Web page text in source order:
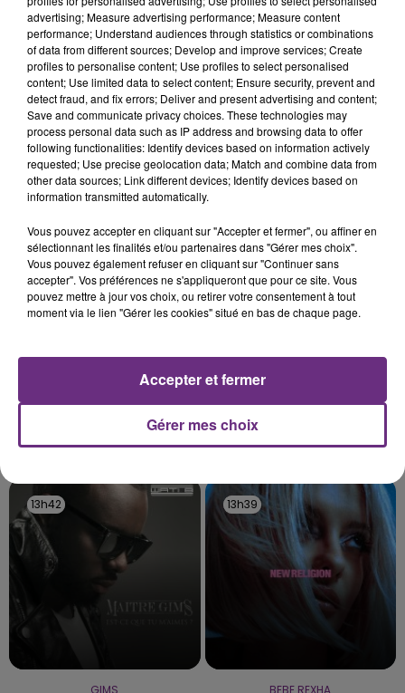
LE MAGASIN JOUÉCLUB DE REIMS FERME
SES PORTES
C'était l'une des institutions du centre-ville
rémois. Le magasin JouéClub est contraint de
fermer ses portes.
TITRES DIFFUSÉS
13h49
13h49
Ta Mariniere
13h46
13h46
ARIANA GRANDE
Hate That I Made You Love
13h42
13h42
GIMS
13h39
13h39
BEBE REXHA
advertising; Measure advertising performance; Measure content
performance; Understand audiences through statistics or combinations
of data from different sources; Develop and improve services; Create
profiles to personalise content; Use profiles to select personalised
content; Use limited data to select content; Ensure security, prevent and
detect fraud, and fix errors; Deliver and present advertising and content;
Save and communicate privacy choices. These technologies may
process personal data such as IP address and browsing data to offer
following functionalities: Identify devices based on information actively
requested; Use precise geolocation data; Match and combine data from
other data sources; Link different devices; Identify devices based on
information transmitted automatically.
Vous pouvez accepter en cliquant sur "Accepter et fermer", ou affiner en
sélectionnant les finalités et/ou partenaires dans "Gérer mes choix".
Vous pouvez également refuser en cliquant sur "Continuer sans
accepter". Vos préférences ne s'appliqueront que pour ce site. Vous
pouvez mettre à jour vos choix, ou retirer votre consentement à tout
moment via le lien "Gérer les cookies" situé en bas de chaque page.
Gérer mes choix
Accepter et fermer